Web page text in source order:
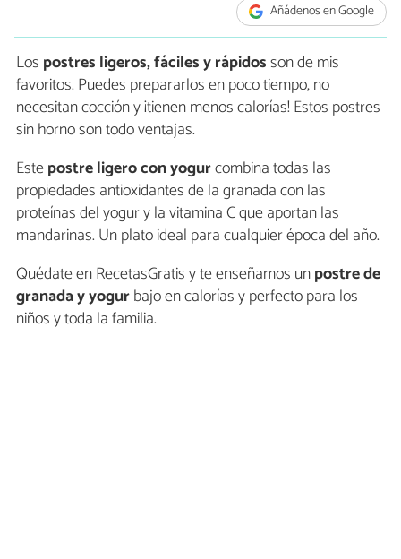
Añádenos en Google
Los postres ligeros, fáciles y rápidosson de mis
favoritos. Puedes prepararlos en poco tiempo, no
necesitan cocción y ¡tienen menos calorías! Estos postres
sin horno son todo ventajas.
Estepostre ligero con yogurcombina todas las
propiedades antioxidantes de la granada con las
proteínas del yogur y la vitamina C que aportan las
mandarinas. Un plato ideal para cualquier época del año.
Quédate en RecetasGratis y te enseñamos unpostre de
granada y yogurbajo en calorías y perfecto para los
niños y toda la familia.